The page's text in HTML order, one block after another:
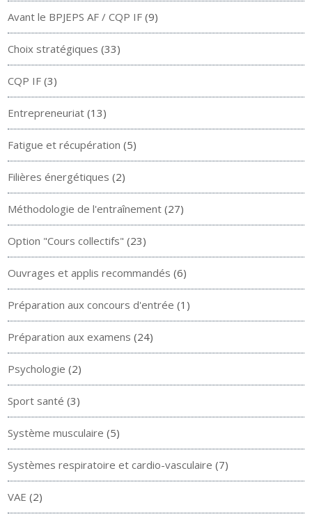
Avant le BPJEPS AF / CQP IF (9)
Choix stratégiques (33)
CQP IF (3)
Entrepreneuriat (13)
Fatigue et récupération (5)
Filières énergétiques (2)
Méthodologie de l'entraînement (27)
Option "Cours collectifs" (23)
Ouvrages et applis recommandés (6)
Préparation aux concours d'entrée (1)
Préparation aux examens (24)
Psychologie (2)
Sport santé (3)
Système musculaire (5)
Systèmes respiratoire et cardio-vasculaire (7)
VAE (2)